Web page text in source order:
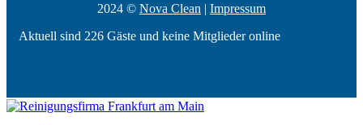
2024 © Nova Clean | Impressum
Aktuell sind 226 Gäste und keine Mitglieder online